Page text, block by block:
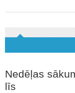
Nedēļas
līs